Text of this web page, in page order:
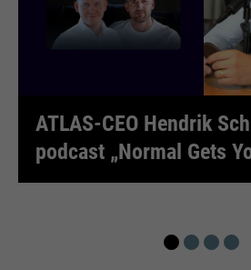
ATLAS-CEO Hendrik
podcast „Normal Gets